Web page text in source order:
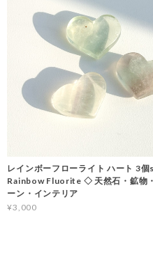
レインボーフローライト ハート 3
Rainbow Fluorite ◇ 天然石・鉱物
ーン・インテリア
¥3,000